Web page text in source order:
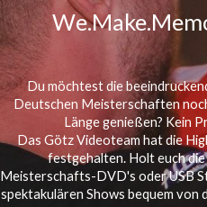
Du möchtest die
Deutschen Meisterschaften
Länge genießen? Kein
DasGötz Videoteam hat die
festgehalten. Holt euch
Meisterschafts-DVD's oder USB
spektakulären Shows bequem von